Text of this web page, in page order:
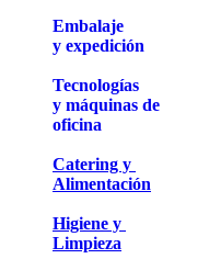
Embalaje
y expedición
Tecnologías
y máquinas de
oficina
Catering y
Alimentación
Higiene y
Limpieza